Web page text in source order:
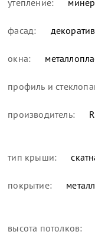
фасад:
окна:
профиль и
производитель:
тип крыши:
покрытие:
высота потолков: